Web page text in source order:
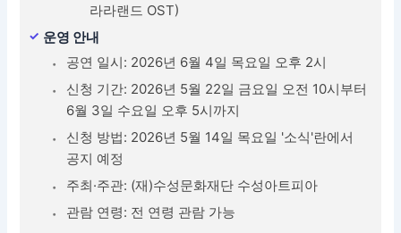
라라랜드 OST)
운영 안내
공연 일시: 2026년 6월 4일 목요일 오후 2시
신청 기간: 2026년 5월 22일 금요일 오전 10시부터
6월 3일 수요일 오후 5시까지
신청 방법: 2026년 5월 14일 목요일 '소식'란에서
공지 예정
주최·주관: (재)수성문화재단 수성아트피아
관람 연령: 전 연령 관람 가능